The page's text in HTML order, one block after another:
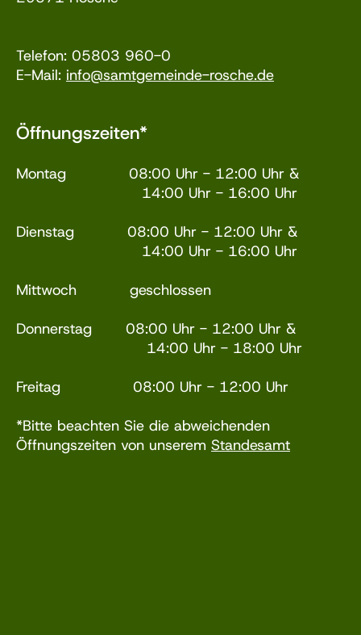
Telefon: 05803 960-0
E-Mail: info@samtgemeinde-rosche.de
Öffnungszeiten*
Montag 08:00 Uhr - 12:00 Uhr &
14:00 Uhr - 16:00 Uhr
Dienstag 08:00 Uhr - 12:00 Uhr &
14:00 Uhr - 16:00 Uhr
Mittwoch geschlossen
Donnerstag 08:00 Uhr - 12:00 Uhr &
14:00 Uhr - 18:00 Uhr
Freitag 08:00 Uhr - 12:00 Uhr
*Bitte beachten Sie die abweichenden
Öffnungszeiten von unserem Standesamt